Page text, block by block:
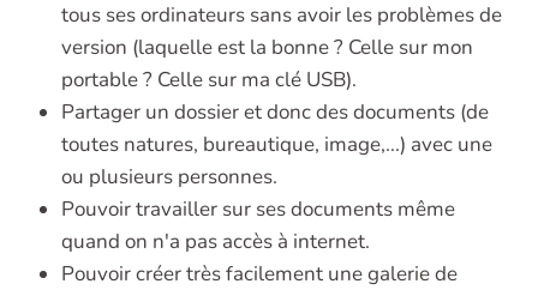
tous ses ordinateurs sans avoir les problèmes de
version (laquelle est la bonne ? Celle sur mon
portable ? Celle sur ma clé USB).
Partager un dossier et donc des documents (de
toutes natures, bureautique, image,...) avec une
ou plusieurs personnes.
Pouvoir travailler sur ses documents même
quand on n'a pas accès à internet.
Pouvoir créer très facilement une galerie de